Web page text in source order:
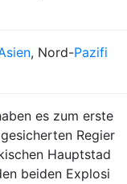
, Nord-Pazifi
es zum erste
Regier
Hauptstad
beiden Explosi